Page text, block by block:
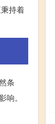
持着
条
。